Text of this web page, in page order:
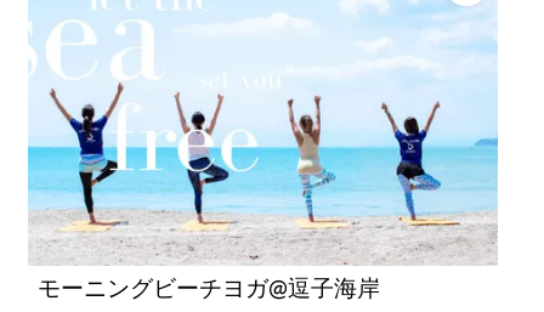
モーニングビーチヨガ@逗子海岸